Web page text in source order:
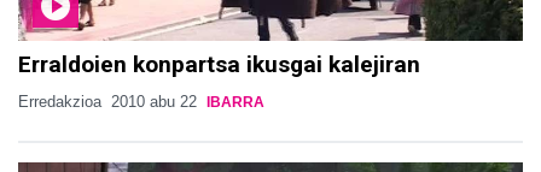
Erraldoien konpartsa ikusgai kalejiran
Erredakzioa 2010 abu 22 IBARRA